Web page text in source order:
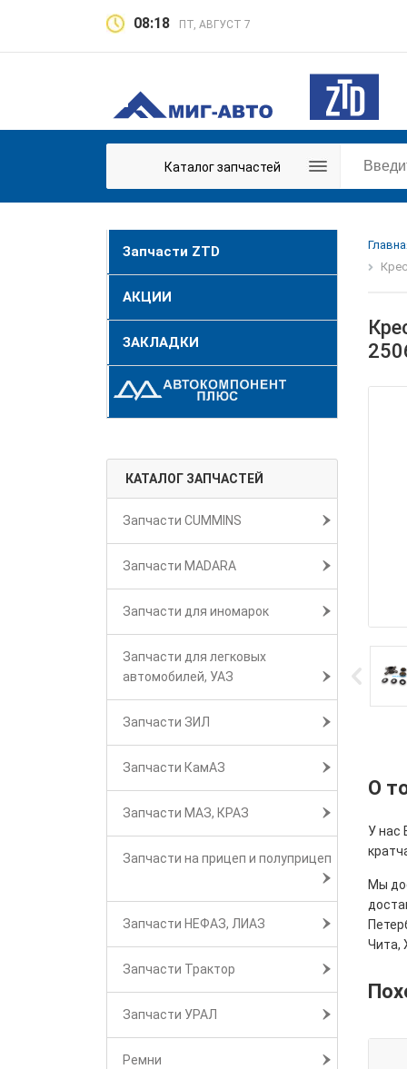
08:18 ПТ, АВГУСТ 7
Каталог запчастей
Запчасти ZTD
АКЦИИ
ЗАКЛАДКИ
КАТАЛОГ ЗАПЧАСТЕЙ
Запчасти CUMMINS
Запчасти MADARA
Запчасти для иномарок
Запчасти для легковых
автомобилей, УАЗ
Запчасти ЗИЛ
Запчасти КамАЗ
Запчасти МАЗ, КРАЗ
Запчасти на прицеп и полуприцеп
Запчасти НЕФАЗ, ЛИАЗ
Запчасти Трактор
Запчасти УРАЛ
Ремни
О
У нас
Мы
Чита,